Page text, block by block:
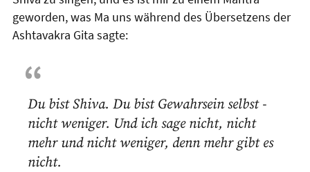
geworden, was Ma uns während des Übersetzens der
Ashtavakra Gita sagte:
Du bist Shiva. Du bist Gewahrsein selbst -
nicht weniger. Und ich sage nicht, nicht
mehr und nicht weniger, denn mehr gibt es
nicht.